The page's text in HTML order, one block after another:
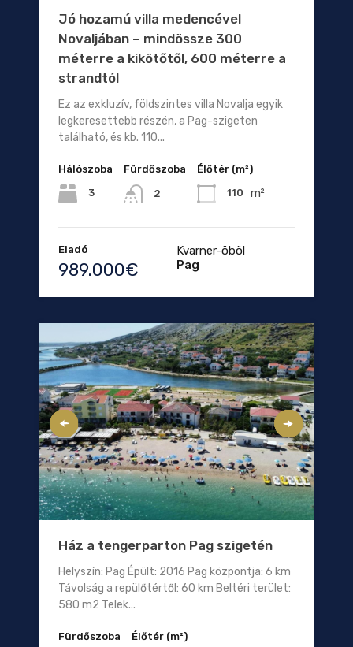
Jó hozamú villa medencével
Novaljában – mindössze 300
méterre a kikötőtől, 600 méterre a
strandtól
Ez az exkluzív, földszintes villa Novalja egyik
legkeresettebb részén, a Pag-szigeten
található, és kb. 110...
Hálószoba
3
Fürdőszoba
2
Élőtér (m²)
110 m²
Eladó
989.000€
Kvarner-öböl
Pag
Ház a tengerparton Pag szigetén
Helyszín: Pag Épült: 2016 Pag központja: 6 km
Távolság a repülőtértől: 60 km Beltéri terület:
580 m2 Telek...
Fürdőszoba Élőtér (m²)